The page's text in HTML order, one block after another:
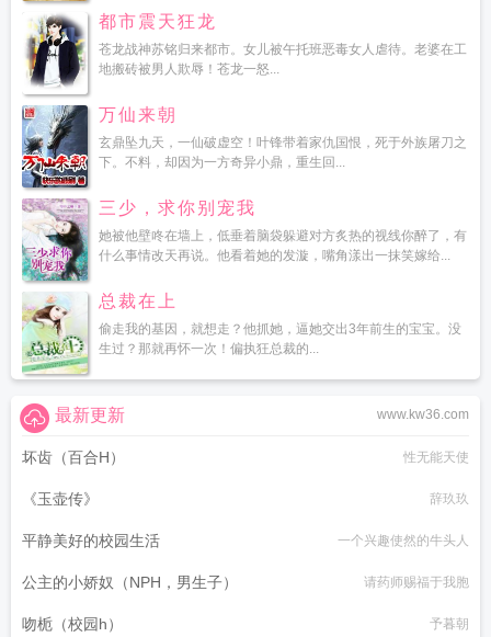
都市震天狂龙
苍龙战神苏铭归来都市。女儿被午托班恶毒女人虐待。老婆在工
地搬砖被男人欺辱！苍龙一怒...
万仙来朝
玄鼎坠九天，一仙破虚空！叶锋带着家仇国恨，死于外族屠刀之
下。不料，却因为一方奇异小鼎，重生回...
三少，求你别宠我
她被他壁咚在墙上，低垂着脑袋躲避对方炙热的视线你醉了，有
什么事情改天再说。他看着她的发漩，嘴角漾出一抹笑嫁给...
总裁在上
偷走我的基因，就想走？他抓她，逼她交出3年前生的宝宝。没
生过？那就再怀一次！偏执狂总裁的...
www.kw36.com
最新更新
坏齿（百合H） 性无能天使
《玉壶传》 辞玖玖
平静美好的校园生活 一个兴趣使然的牛头人
公主的小娇奴（NPH，男生子） 请药师赐福于我胞
吻栀（校园h） 予暮朝